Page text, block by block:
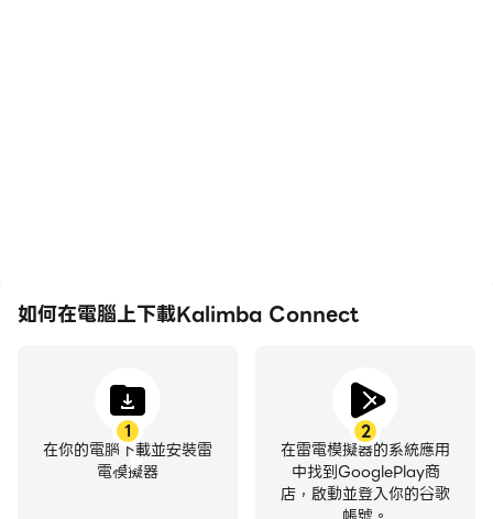
如何在電腦上下載Kalimba Connect
1
在你的電腦下載並安裝雷
電模擬器
2
在雷電模擬器的系統應用
中找到GooglePlay商
店，啟動並登入你的谷歌